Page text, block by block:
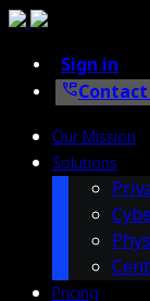
Sign in
perm_phone_msgContact
Our Mission
Solutions
Pricing